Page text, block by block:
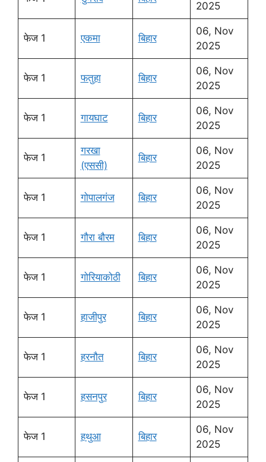
2025
फेज 1 एकमा बिहार
06, Nov
2025
फेज 1 फतुहा बिहार
06, Nov
2025
फेज 1 गायघाट बिहार
06, Nov
2025
फेज 1
गरखा
(एससी)
बिहार
06, Nov
2025
फेज 1 गोपालगंज बिहार
06, Nov
2025
फेज 1 गौरा बौरम बिहार
06, Nov
2025
फेज 1 गोरियाकोठी बिहार
06, Nov
2025
फेज 1 हाजीपुर बिहार
06, Nov
2025
फेज 1 हरनौत बिहार
06, Nov
2025
फेज 1 हसनपुर बिहार
06, Nov
2025
फेज 1 हथुआ बिहार
06, Nov
2025